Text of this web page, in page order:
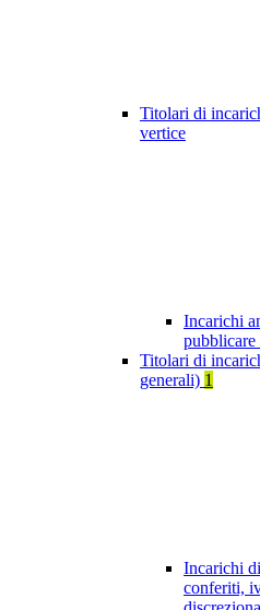
Titolari di
vertice
Incarichi
Titolari di
generali) 1
Incarichi
conferiti,